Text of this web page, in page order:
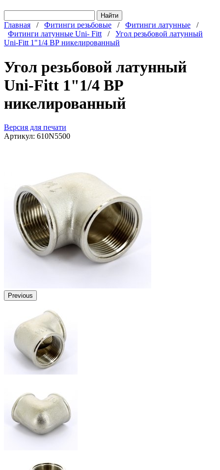
Главная / Фитинги резьбовые / Фитинги латунные /
Фитинги латунные Uni- Fitt / Угол резьбовой латунный
Uni-Fitt 1"1/4 ВР никелированный
Угол резьбовой латунный
Uni-Fitt 1"1/4 ВР
никелированный
Версия для печати
Артикул: 610N5500
Previous